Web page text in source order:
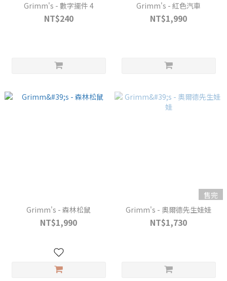
Grimm's - 數字擺件 4
NT$240
Grimm's - 紅色汽車
NT$1,990
Grimm's - 森林松鼠
NT$1,990
售完
Grimm's - 奧爾德先生娃娃
NT$1,730